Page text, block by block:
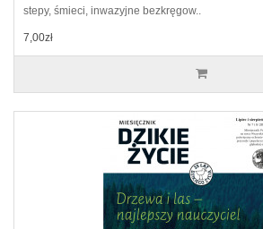
stepy, śmieci, inwazyjne bezkręgow..
7,00zł